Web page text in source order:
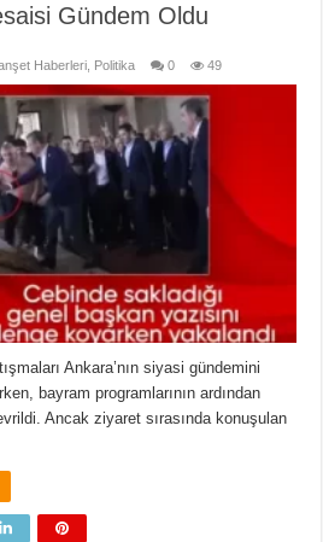
Gündem Oldu
Haberleri Politika 0 49
Ankara’nın siyasi gündemini
bayram programlarının ardından
Ancak ziyaret sırasında konuşulan